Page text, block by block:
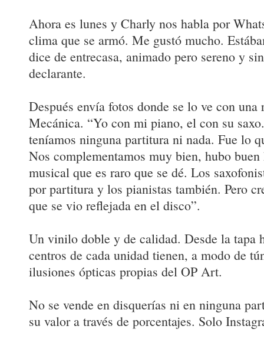
Ahora es lunes y Charly nos habla por
clima que se armó. Me gustó mucho.
dice de entrecasa, animado pero sereno y
declarante.
Después envía fotos donde se lo ve con una
Mecánica. “Yo con mi piano, el con su
teníamos ninguna partitura ni nada. Fue lo
Nos complementamos muy bien, hubo
musical que es raro que se dé. Los
por partitura y los pianistas también. Pero
que se vio reflejada en el disco”.
Un vinilo doble y de calidad. Desde la tapa
centros de cada unidad tienen, a modo de
ilusiones ópticas propias del OP Art.
No se vende en disquerías ni en ninguna
su valor a través de porcentajes. Solo